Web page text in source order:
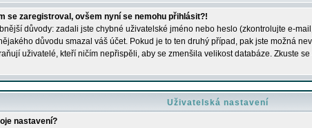
se zaregistroval, ovšem nyní se nemohu přihlásit?!
důvody: zadali jste chybné uživatelské jméno nebo heslo (zkontrolujte e-
důvodu smazal váš účet. Pokud je to ten druhý případ, pak jste možná
uživatelé, kteří ničím nepřispěli, aby se zmenšila velikost databáze. Zkuste
Uživatelská nastavení
nastavení?